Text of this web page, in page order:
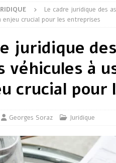
Le cadre juridique des
crucial pour les entreprises
juridique
véhicules à
crucial
Georges Soraz Juridique